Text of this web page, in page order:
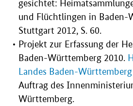
gesichtet:
und Flüchtlingen in Baden-
Stuttgart 2012, S. 60.
Projekt zur Erfassung der
Baden-Württemberg 2010.
Landes Baden-Württemberg
Auftrag des
Württemberg.